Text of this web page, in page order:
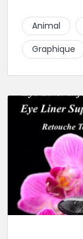
Animal
Graphique